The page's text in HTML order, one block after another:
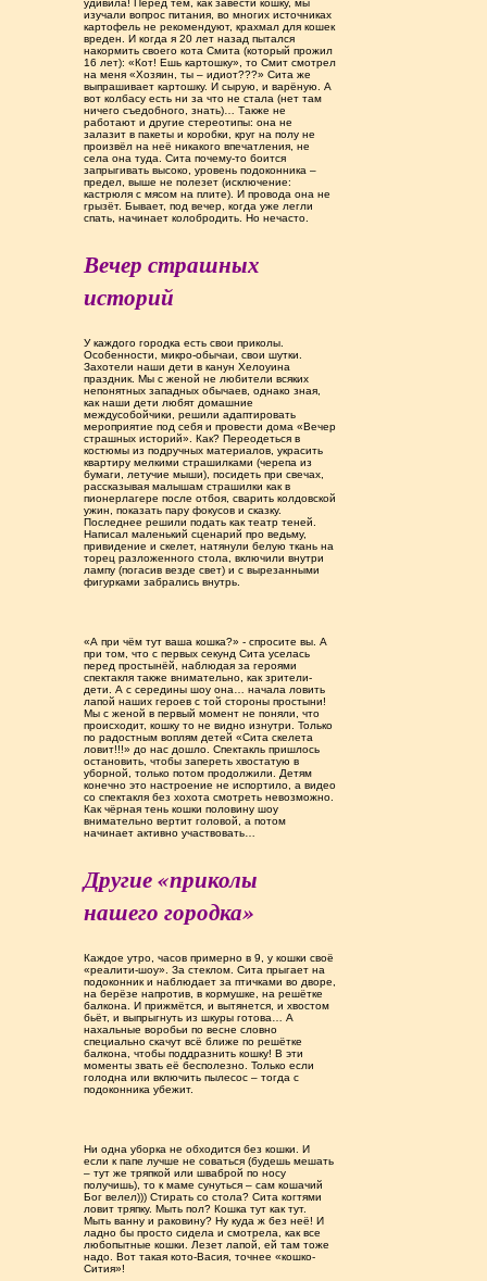
удивила! Перед тем, как завести кошку, мы
изучали вопрос питания, во многих источниках
картофель не рекомендуют, крахмал для кошек
вреден. И когда я 20 лет назад пытался
накормить своего кота Смита (который прожил
16 лет): «Кот! Ешь картошку», то Смит смотрел
на меня «Хозяин, ты – идиот???» Сита же
выпрашивает картошку. И сырую, и варёную. А
вот колбасу есть ни за что не стала (нет там
ничего съедобного, знать)… Также не
работают и другие стереотипы: она не
залазит в пакеты и коробки, круг на полу не
произвёл на неё никакого впечатления, не
села она туда. Сита почему-то боится
запрыгивать высоко, уровень подоконника –
предел, выше не полезет (исключение:
кастрюля с мясом на плите). И провода она не
грызёт. Бывает, под вечер, когда уже легли
спать, начинает колобродить. Но нечасто.
Вечер страшных
историй
У каждого городка есть свои приколы.
Особенности, микро-обычаи, свои шутки.
Захотели наши дети в канун Хелоуина
праздник. Мы с женой не любители всяких
непонятных западных обычаев, однако зная,
как наши дети любят домашние
междусобойчики, решили адаптировать
мероприятие под себя и провести дома «Вечер
страшных историй». Как? Переодеться в
костюмы из подручных материалов, украсить
квартиру мелкими страшилками (черепа из
бумаги, летучие мыши), посидеть при свечах,
рассказывая малышам страшилки как в
пионерлагере после отбоя, сварить колдовской
ужин, показать пару фокусов и сказку.
Последнее решили подать как театр теней.
Написал маленький сценарий про ведьму,
привидение и скелет, натянули белую ткань на
торец разложенного стола, включили внутри
лампу (погасив везде свет) и с вырезанными
фигурками забрались внутрь.
«А при чём тут ваша кошка?» - спросите вы. А
при том, что с первых секунд Сита уселась
перед простынёй, наблюдая за героями
спектакля также внимательно, как зрители-
дети. А с середины шоу она… начала ловить
лапой наших героев с той стороны простыни!
Мы с женой в первый момент не поняли, что
происходит, кошку то не видно изнутри. Только
по радостным воплям детей «Сита скелета
ловит!!!» до нас дошло. Спектакль пришлось
остановить, чтобы запереть хвостатую в
уборной, только потом продолжили. Детям
конечно это настроение не испортило, а видео
со спектакля без хохота смотреть невозможно.
Как чёрная тень кошки половину шоу
внимательно вертит головой, а потом
начинает активно участвовать…
Другие «приколы
нашего городка»
Каждое утро, часов примерно в 9, у кошки своё
«реалити-шоу». За стеклом. Сита прыгает на
подоконник и наблюдает за птичками во дворе,
на берёзе напротив, в кормушке, на решётке
балкона. И прижмётся, и вытянется, и хвостом
бьёт, и выпрыгнуть из шкуры готова… А
нахальные воробьи по весне словно
специально скачут всё ближе по решётке
балкона, чтобы поддразнить кошку! В эти
моменты звать её бесполезно. Только если
голодна или включить пылесос – тогда с
подоконника убежит.
Ни одна уборка не обходится без кошки. И
если к папе лучше не соваться (будешь мешать
– тут же тряпкой или шваброй по носу
получишь), то к маме сунуться – сам кошачий
Бог велел))) Стирать со стола? Сита когтями
ловит тряпку. Мыть пол? Кошка тут как тут.
Мыть ванну и раковину? Ну куда ж без неё! И
ладно бы просто сидела и смотрела, как все
любопытные кошки. Лезет лапой, ей там тоже
надо. Вот такая кото-Васия, точнее «кошко-
Сития»!